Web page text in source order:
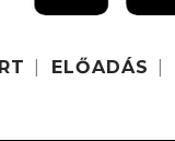
ELŐADÁS